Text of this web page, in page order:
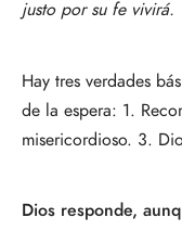
justo por su fe vivirá.
Hay tres verdades
de la espera: 1.
misericordioso. 3.
Dios responde,